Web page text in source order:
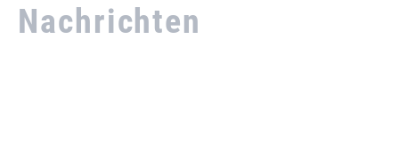
Nachrichten